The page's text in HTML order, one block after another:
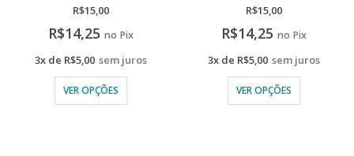
de 5
R$15,00
R$14,25 no Pix
3x de R$5,00 sem juros
VER OPÇÕES
de 5
R$15,00
R$14,25 no Pix
3x de R$5,00 sem juros
VER OPÇÕES